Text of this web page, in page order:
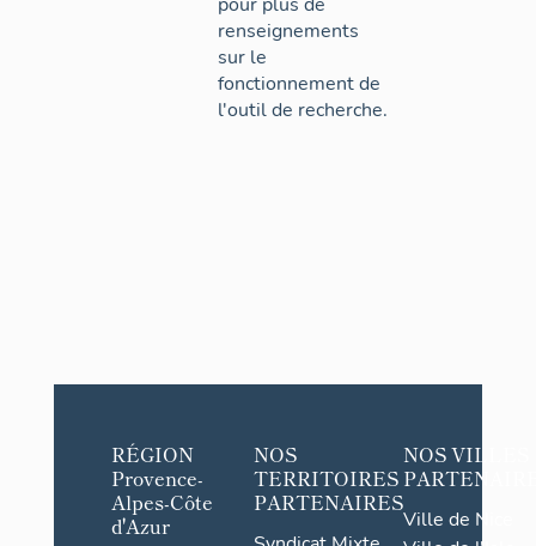
renseignements
sur le
fonctionnement de
l'outil de recherche.
RÉGION
Provence-
Alpes-Côte
d'Azur
NOS
TERRITOIRES
PARTENAIRES
NOS VILLES
Ville de Nice